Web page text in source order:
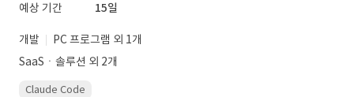
예상 기간
15일
개발
PC 프로그램 외 1개
SaaSㆍ솔루션 외 2개
Claude Code